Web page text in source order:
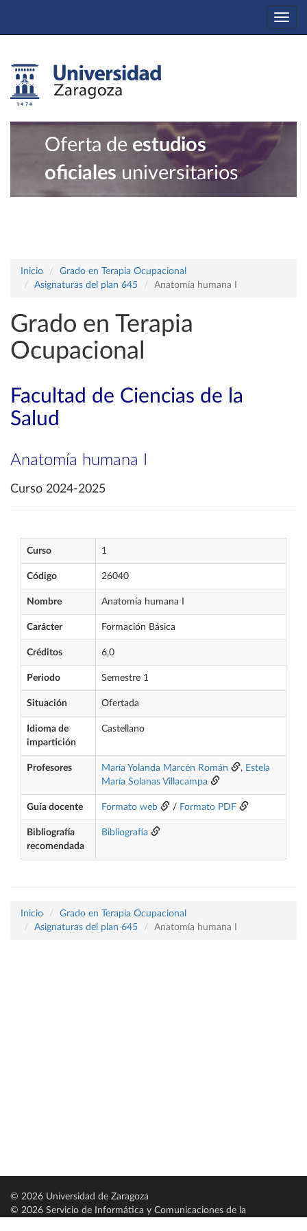
Oferta de estudios
oficiales universitarios
Inicio
Grado en Terapia Ocupacional
Asignaturas del plan 645
Anatomía humana I
Grado en Terapia
Ocupacional
Facultad de Ciencias de la
Salud
Anatomía humana I
Curso 2024-2025
Curso 1
Código 26040
Nombre Anatomía humana I
Carácter Formación Básica
Créditos 6,0
Periodo Semestre 1
Situación Ofertada
Idioma de
impartición
Castellano
Profesores María Yolanda Marcén Román , Estela
María Solanas Villacampa
Guía docente Formato web / Formato PDF
Bibliografía
recomendada
Bibliografía
Inicio
Grado en Terapia Ocupacional
Asignaturas del plan 645
Anatomía humana I
© 2026 Universidad de Zaragoza
© 2026 Servicio de Informática y Comunicaciones de la